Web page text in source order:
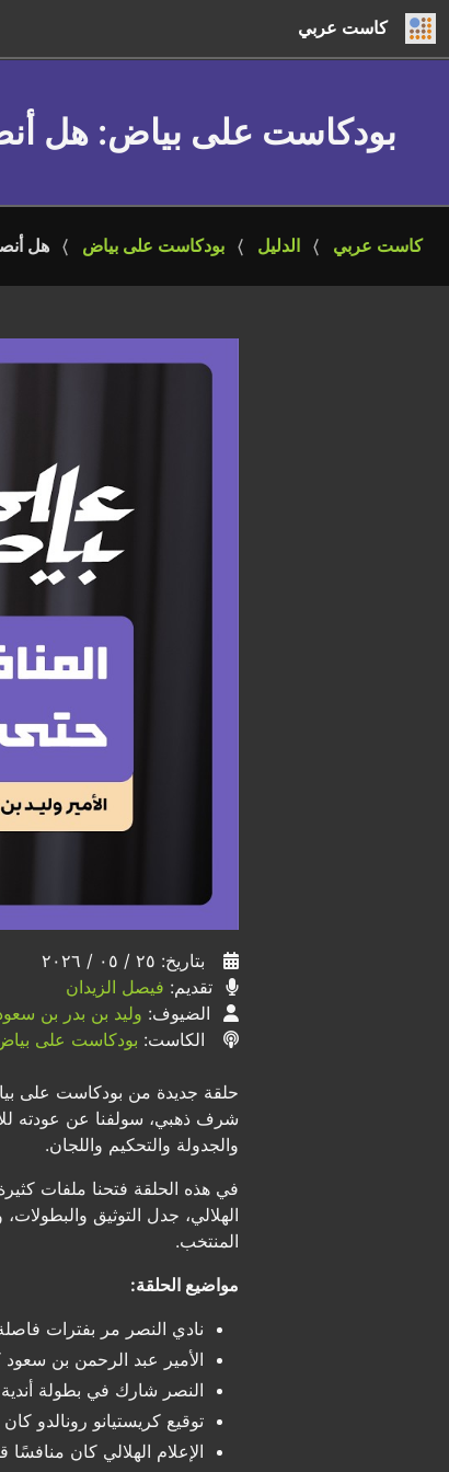
كاست عربي
بودكاست على بياض: هل
كاست عربي الدليل بودكاست على بياض هل
بتاريخ: ٢٥ / ٠٥ / ٢٠٢٦
تقديم: فيصل الزيدان
الضيوف: وليد بن بدر بن
الكاست: بودكاست على
حلقة جديدة من بودكاست على
شرف ذهبي، سولفنا عن عودته
والجدولة والتحكيم واللجان.
في هذه الحلقة فتحنا ملفات
الهلالي، جدل التوثيق
المنتخب.
مواضيع الحلقة:
نادي النصر مر بفترات
الأمير عبد الرحمن بن سعود
النصر شارك في بطولة أندية العالم عام 2000 وسط خلافات إعلامية مع
توقيع كريستيانو رونالدو
الإعلام الهلالي كان